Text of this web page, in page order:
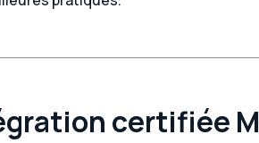
certifiée